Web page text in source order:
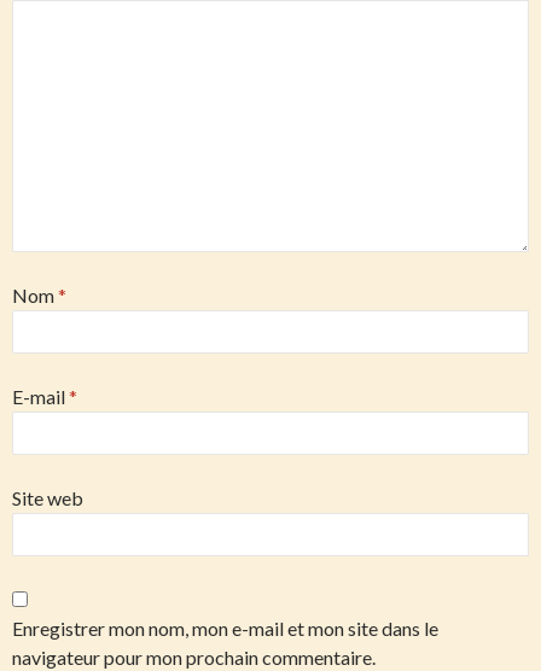
Nom*
E-mail*
Site web
Enregistrer mon nom, mon e-mail et mon site dans le
navigateur pour mon prochain commentaire.